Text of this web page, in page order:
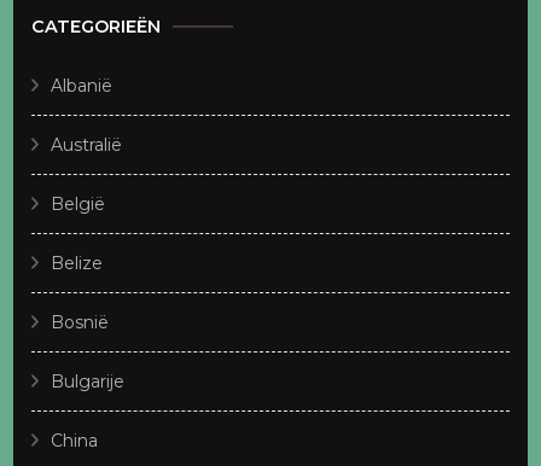
CATEGORIEËN
Albanië
Australië
België
Belize
Bosnië
Bulgarije
China